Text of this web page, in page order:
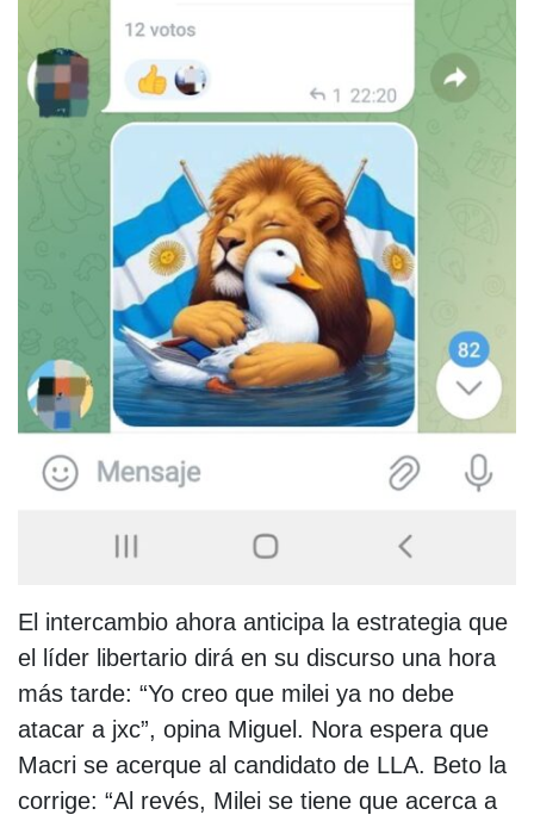
El intercambio ahora anticipa la estrategia que
el líder libertario dirá en su discurso una hora
más tarde: “Yo creo que milei ya no debe
atacar a jxc”, opina Miguel. Nora espera que
Macri se acerque al candidato de LLA. Beto la
corrige: “Al revés, Milei se tiene que acerca a